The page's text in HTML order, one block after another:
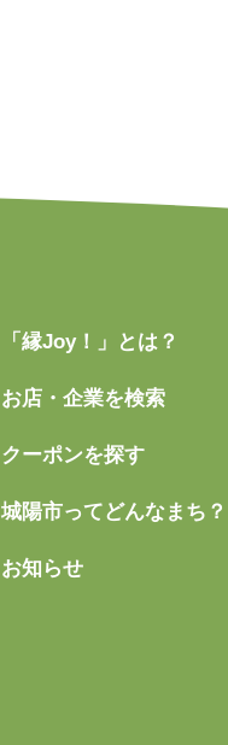
「縁Joy！」とは？
お店・企業を検索
クーポンを探す
城陽市ってどんなまち？
お知らせ